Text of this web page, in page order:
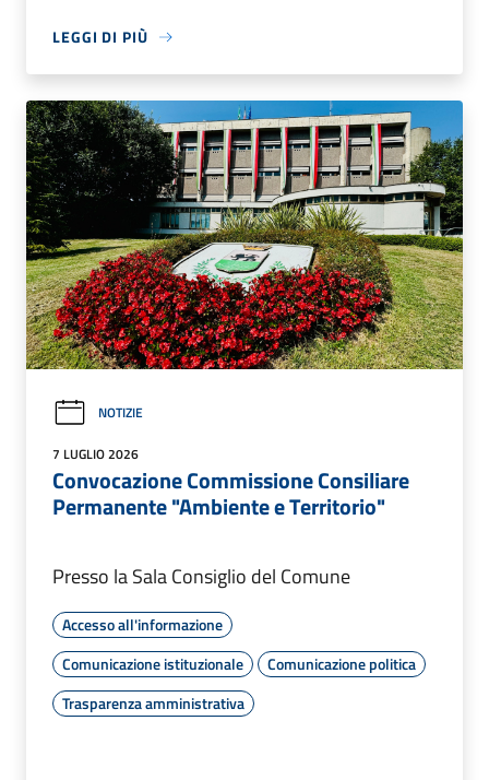
LEGGI DI PIÙ
NOTIZIE
7 LUGLIO 2026
Convocazione Commissione Consiliare
Permanente "Ambiente e Territorio"
Presso la Sala Consiglio del Comune
Accesso all'informazione
Comunicazione istituzionale
Comunicazione politica
Trasparenza amministrativa